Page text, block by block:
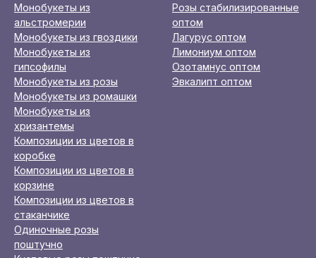
Монобукеты из
альстромерии
Монобукеты из гвоздики
Монобукеты из
гипсофилы
Монобукеты из розы
Монобукеты из ромашки
Монобукеты из
хризантемы
Композиции из цветов в
коробке
Композиции из цветов в
корзине
Композиции из цветов в
стаканчике
Одиночные розы
поштучно
Розы стабилизированные
оптом
Лагурус оптом
Лимониум оптом
Озотамнус оптом
Эвкалипт оптом